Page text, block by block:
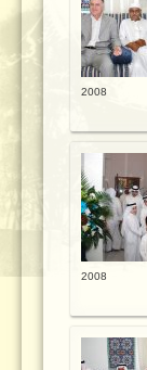
2008
2008